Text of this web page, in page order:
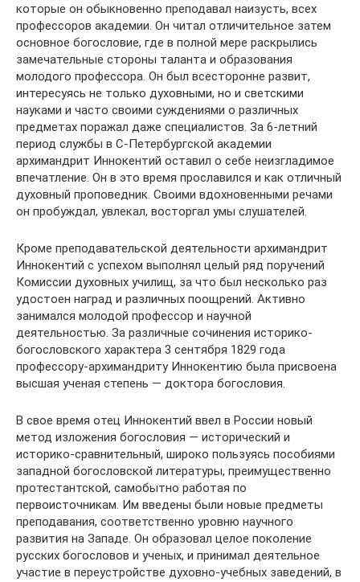
которые он обыкновенно преподавал наизусть, всех
профессоров академии. Он читал отличительное затем
основное богословие, где в полной мере раскрылись
замечательные стороны таланта и образования
молодого профессора. Он был всесторонне развит,
интересуясь не только духовными, но и светскими
науками и часто своими суждениями о различных
предметах поражал даже специалистов. За 6-летний
период службы в С-Петербургской академии
архимандрит Иннокентий оставил о себе неизгладимое
впечатление. Он в это время прославился и как отличный
духовный проповедник. Своими вдохновенными речами
он пробуждал, увлекал, восторгал умы слушателей.
Кроме преподавательской деятельности архимандрит
Иннокентий с успехом выполнял целый ряд поручений
Комиссии духовных училищ, за что был несколько раз
удостоен наград и различных поощрений. Активно
занимался молодой профессор и научной
деятельностью. За различные сочинения историко-
богословского характера 3 сентября 1829 года
профессору-архимандриту Иннокентию была присвоена
высшая ученая степень — доктора богословия.
В свое время отец Иннокентий ввел в России новый
метод изложения богословия — исторический и
историко-сравнительный, широко пользуясь пособиями
западной богословской литературы, преимущественно
протестантской, самобытно работая по
первоисточникам. Им введены были новые предметы
преподавания, соответственно уровню научного
развития на Западе. Он образовал целое поколение
русских богословов и ученых, и принимал деятельное
участие в переустройстве духовно-учебных заведений, в